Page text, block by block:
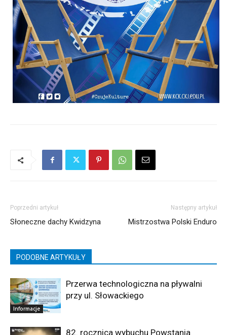
Poprzedni artykuł
Słoneczne dachy Kwidzyna
Następny artykuł
Mistrzostwa Polski Enduro
PODOBNE ARTYKUŁY
Informacje
Przerwa technologiczna na pływalni
przy ul. Słowackiego
82. rocznica wybuchu Powstania